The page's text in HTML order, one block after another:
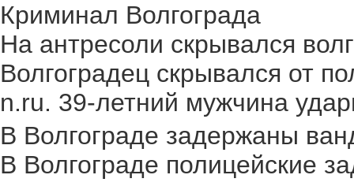
Криминал Волгограда
На антресоли скрывался
Волгоградец скрывался от
n.ru. 39-летний мужчина
В Волгограде задержаны
В Волгограде полицейские